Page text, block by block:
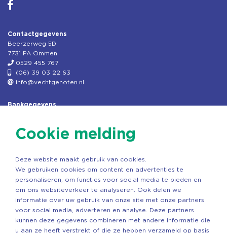
Contactgegevens
Beerzerweg 5D.
7731 PA Ommen
0529 455 767
(06) 39 03 22 63
info@vechtgenoten.nl
Bankgegevens
Rek.nr: NL85RABO0127579230
Copyright ©2026 Vechtgenoten
Cookie melding
Deze website maakt gebruik van cookies.
We gebruiken cookies om content en advertenties te
personaliseren, om functies voor social media te bieden en
om ons websiteverkeer te analyseren. Ook delen we
informatie over uw gebruik van onze site met onze partners
voor social media, adverteren en analyse. Deze partners
kunnen deze gegevens combineren met andere informatie die
u aan ze heeft verstrekt of die ze hebben verzameld op basis